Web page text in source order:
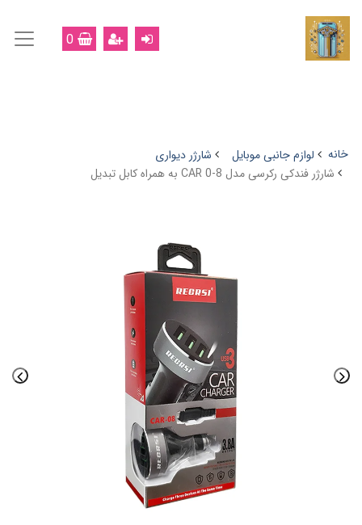
0
خانه لوازم جانبی موبایل
شارژر دیواری
شارژر فندکی رکرسی مدل CAR 0-8 به همراه کابل تبدیل